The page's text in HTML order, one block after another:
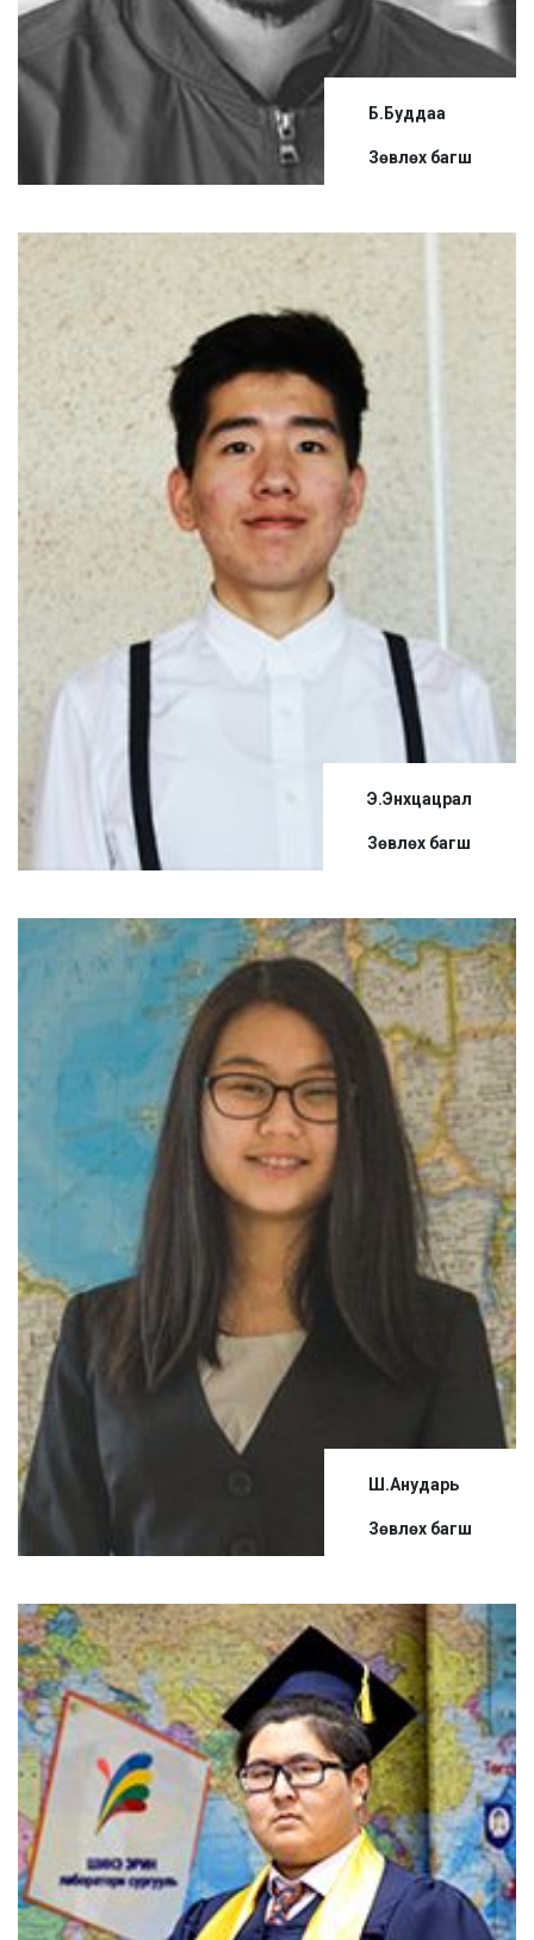
Б.Буддаа
Зөвлөх багш
Э.Энхцацрал
Зөвлөх багш
Ш.Анударь
Зөвлөх багш